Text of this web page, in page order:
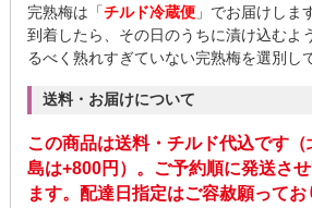
完熟梅は「 チルド冷蔵便」でお届けしま
到着したら、その日のうちに漬け込むよ
るべく熟れすぎていない完熟梅を選別し
送料・お届けについて
この商品は送料・チルド代込です
島は+800円）。ご予約順に発送さ
ます。配達日指定はご容赦願って